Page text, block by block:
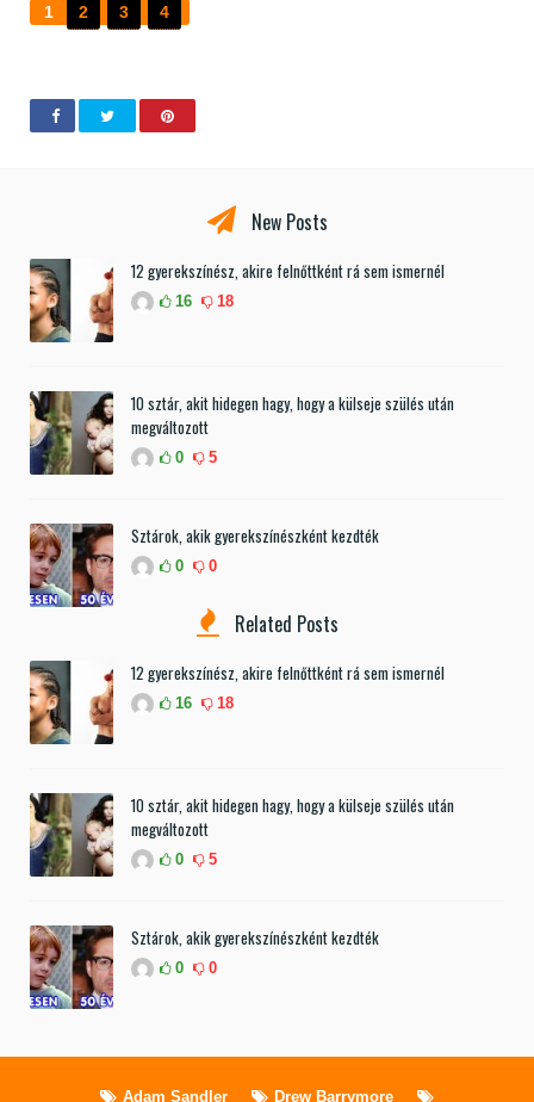
1 2 3 4
New Posts
12 gyerekszínész, akire felnőttként rá sem ismernél
16 18
10 sztár, akit hidegen hagy, hogy a külseje szülés után
megváltozott
0 5
Sztárok, akik gyerekszínészként kezdték
0 0
Related Posts
12 gyerekszínész, akire felnőttként rá sem ismernél
16 18
10 sztár, akit hidegen hagy, hogy a külseje szülés után
megváltozott
0 5
Sztárok, akik gyerekszínészként kezdték
0 0
Adam Sandler Drew Barrymore